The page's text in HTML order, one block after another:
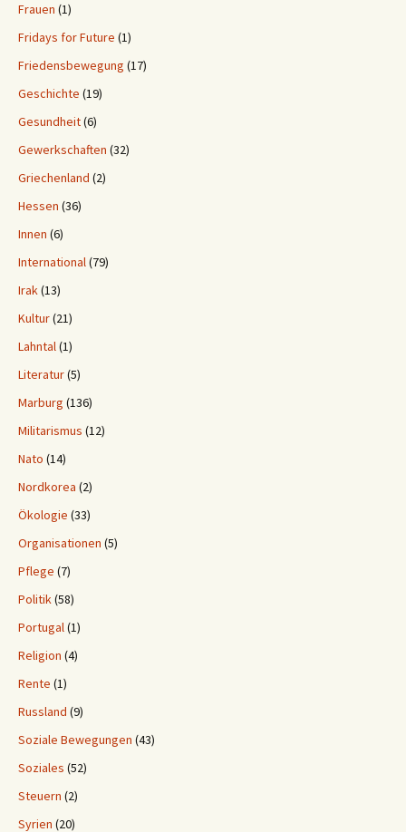
Frauen (1)
Fridays for Future (1)
Friedensbewegung (17)
Geschichte (19)
Gesundheit(6)
Gewerkschaften (32)
Griechenland (2)
Hessen (36)
Innen (6)
International(79)
Irak(13)
Kultur(21)
Lahntal(1)
Literatur(5)
Marburg (136)
Militarismus (12)
Nato (14)
Nordkorea (2)
Ökologie (33)
Organisationen (5)
Pflege (7)
Politik(58)
Portugal(1)
Religion (4)
Rente (1)
Russland (9)
Soziale Bewegungen (43)
Soziales (52)
Steuern (2)
Syrien (20)